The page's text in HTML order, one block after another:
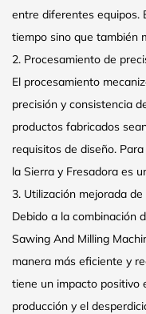
entre diferentes equipos.
tiempo sino que también
2. Procesamiento de
El procesamiento
precisión y consistencia
productos fabricados
requisitos de diseño.
la Sierra y Fresadora es
3. Utilización mejorada
Debido a la combinación
Sawing And Milling
manera más eficiente y
tiene un impacto positivo
producción y el